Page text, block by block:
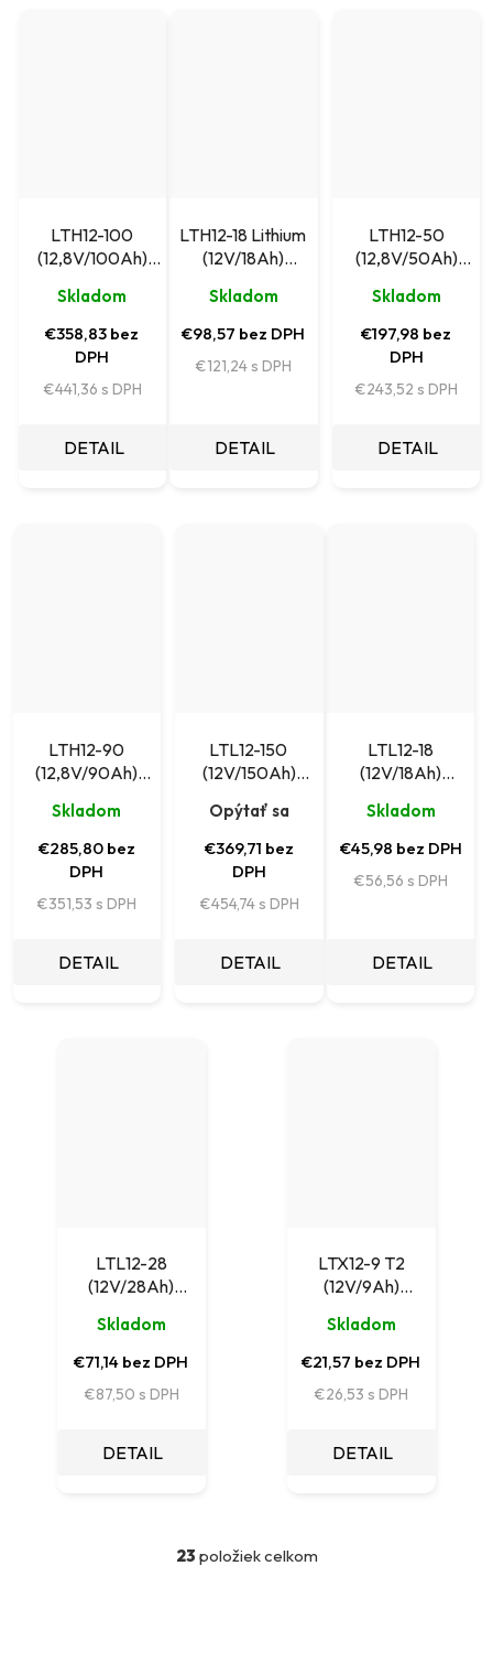
LTH12-100
(12,8V/100Ah)
Leaftron Lithium
Skladom
€358,83 bez
DPH
€441,36
DETAIL
LTH12-18 Lithium
(12V/18Ah)
Leaftron
Skladom
€98,57 bez DPH
€121,24
DETAIL
LTH12-50
(12,8V/50Ah)
Leaftron Lithium
Skladom
€197,98 bez
DPH
€243,52
DETAIL
LTH12-90
(12,8V/90Ah)
Leaftron Lithium
Skladom
€285,80 bez
DPH
€351,53
DETAIL
LTL12-150
(12V/150Ah)
Leaftron pre
napájacie systémy
Opýtať sa
€369,71 bez
DPH
€454,74
DETAIL
LTL12-18
(12V/18Ah)
Leaftron pre
napájacie systémy
Skladom
€45,98 bez DPH
€56,56
DETAIL
LTL12-28
(12V/28Ah)
Leaftron pre
napájacie systémy
Skladom
€71,14 bez DPH
€87,50
DETAIL
LTX12-9 T2
(12V/9Ah)
Leaftron pre
napájacie systémy
Skladom
€21,57 bez DPH
€26,53
DETAIL
O
23 položiek celkom